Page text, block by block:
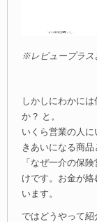
※レビュープラス
しかしにわかに
か？ と。
いくら営業の人
きあいになる商
「なぜ一介の保
けです。お金が
います。
ではどうやって紹